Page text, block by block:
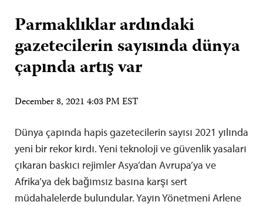
Parmaklıklar ardındaki
gazetecilerin sayısında dünya
çapında artış var
December 8, 2021 4:03 PM EST
Dünya çapında hapis gazetecilerin sayısı 2021 yılında
yeni bir rekor kırdı. Yeni teknoloji ve güvenlik yasaları
çıkaran baskıcı rejimler Asya’dan Avrupa’ya ve
Afrika’ya dek bağımsız basına karşı sert
müdahalelerde bulundular. Yayın Yönetmeni Arlene